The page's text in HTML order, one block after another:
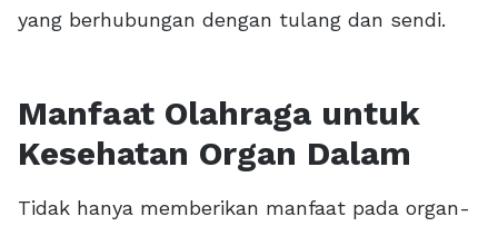
yang berhubungan dengan tulang dan sendi.
Manfaat Olahraga untuk
Kesehatan Organ Dalam
Tidak hanya memberikan manfaat pada organ-